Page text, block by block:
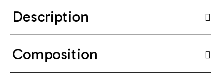
Description
Composition